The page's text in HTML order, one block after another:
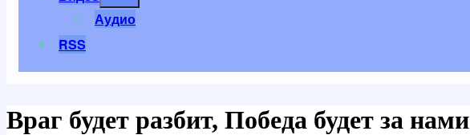
Аудио
RSS
Враг будет разбит, Победа будет за нами